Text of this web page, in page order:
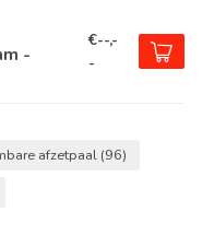
-
€--,-
-
afzetpaal (96)